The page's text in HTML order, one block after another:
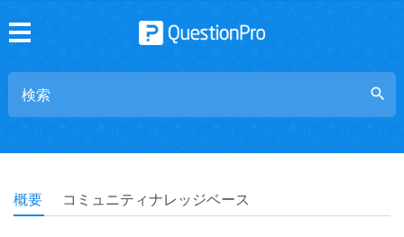
search
概要 コミュニティナレッジベース